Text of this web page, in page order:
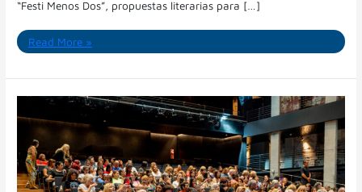
“Festi Menos Dos”, propuestas literarias para […]
Read More »
Qué
hacer
este
fin
de
semana